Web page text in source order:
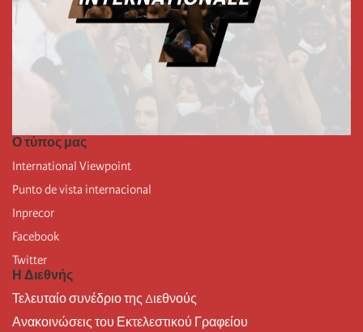
Ο τύπος μας
International Viewpoint
Punto de vista internacional
Inprecor
Facebook
Twitter
Η Διεθνής
Τελευταίο συνέδριο της Διεθνούς
Ανακοινώσεις του Εκτελεστικού Γραφείου